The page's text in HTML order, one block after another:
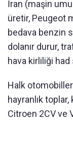
İran (maşin
üretir, Peugeot
bedava benzin
dolanır durur,
hava kirliliği had
Halk
hayranlık
Citroen 2CV ve